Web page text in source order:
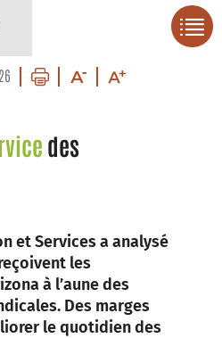
des
et Services a analysé
les
à l’aune des
Des marges
le quotidien des